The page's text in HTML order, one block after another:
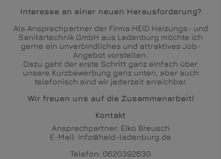
Interesse an einer neuen Herausforderung?
Als Ansprechpartner der Firma HEID Heizungs- und
Sanitärtechnik GmbH aus Ladenburg möchte ich
gerne ein unverbindliches und attraktives Job-
Angebot vorstellen.
Dazu geht der erste Schritt ganz einfach über
unsere Kurzbewerbung ganz unten, aber auch
telefonisch sind wir jederzeit erreichbar.
Wir freuen uns auf die Zusammenarbeit!
Kontakt
Ansprechpartner: Eiko Breusch
E-Mail: info@heid-ladenburg.de
Telefon: 0620392630